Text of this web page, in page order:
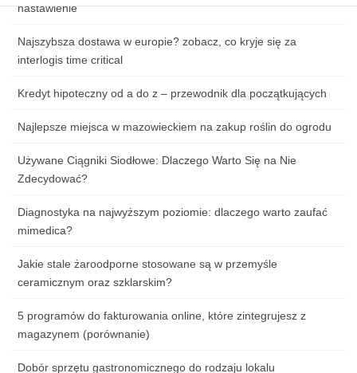
nastawienie
Najszybsza dostawa w europie? zobacz, co kryje się za
interlogis time critical
Kredyt hipoteczny od a do z – przewodnik dla początkujących
Najlepsze miejsca w mazowieckiem na zakup roślin do ogrodu
Używane Ciągniki Siodłowe: Dlaczego Warto Się na Nie
Zdecydować?
Diagnostyka na najwyższym poziomie: dlaczego warto zaufać
mimedica?
Jakie stale żaroodporne stosowane są w przemyśle
ceramicznym oraz szklarskim?
5 programów do fakturowania online, które zintegrujesz z
magazynem (porównanie)
Dobór sprzętu gastronomicznego do rodzaju lokalu